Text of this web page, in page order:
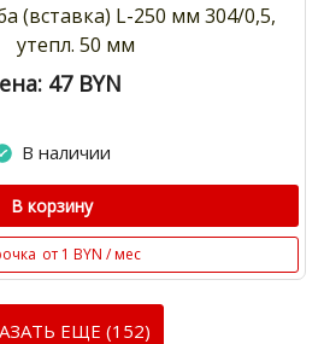
(вставка) L-250 мм 304/0,5,
утепл. 50 мм
47 BYN
В наличии
В корзину
от 1 BYN / мес
ЕЩЕ (152)